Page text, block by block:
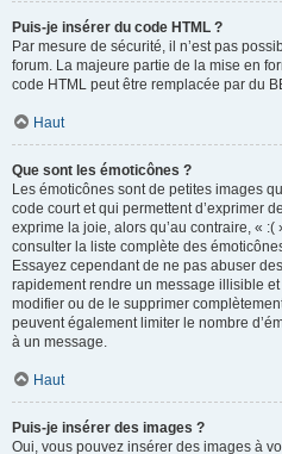
Puis-je insérer du code HTML ?
Par mesure de sécurité, il n’est pas
forum. La majeure partie de la mise en
code HTML peut être remplacée par du
Haut
Que sont les émoticônes ?
Les émoticônes sont de petites images
code court et qui permettent d’exprimer
exprime la joie, alors qu’au contraire, «
consulter la liste complète des
Essayez cependant de ne pas abuser
rapidement rendre un message illisible
modifier ou de le supprimer
peuvent également limiter le nombre
à un message.
Haut
Puis-je insérer des images ?
Oui, vous pouvez insérer des images à